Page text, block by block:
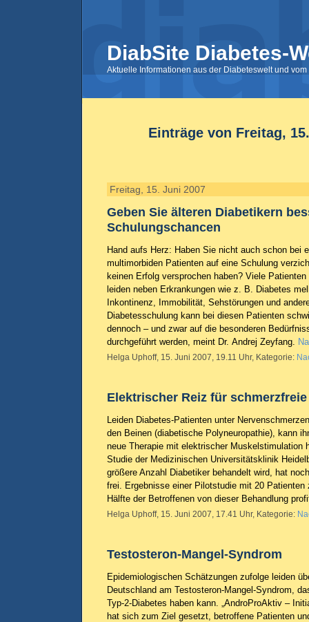
DiabSite Diabetes-
Aktuelle Informationen aus der Diabeteswelt und
Einträge von Freitag,
Freitag, 15. Juni 2007
Geben Sie älteren Diabetikern
Schulungschancen
Hand aufs Herz: Haben Sie nicht auch schon bei
multimorbiden Patienten auf eine Schulung
keinen Erfolg versprochen haben? Viele
leiden neben Erkrankungen wie z. B. Diabetes
Inkontinenz, Immobilität, Sehstörungen und
Diabetesschulung kann bei diesen Patienten
dennoch – und zwar auf die besonderen
durchgeführt werden, meint Dr. Andrej Zeyfang.
Helga Uphoff, 15. Juni 2007, 19.11 Uhr, Kategorie:
Elektrischer Reiz für
Leiden Diabetes-Patienten unter
den Beinen (diabetische Polyneuropathie), kann
neue Therapie mit elektrischer Muskelstimulation
Studie der Medizinischen Universitätsklinik
größere Anzahl Diabetiker behandelt wird, hat
frei. Ergebnisse einer Pilotstudie mit 20 Patienten
Hälfte der Betroffenen von dieser Behandlung
Helga Uphoff, 15. Juni 2007, 17.41 Uhr, Kategorie:
Testosteron-Mangel-Syndrom
Epidemiologischen Schätzungen zufolge leiden
Deutschland am Testosteron-Mangel-Syndrom,
Typ-2-Diabetes haben kann. „AndroProAktiv –
hat sich zum Ziel gesetzt, betroffene Patienten